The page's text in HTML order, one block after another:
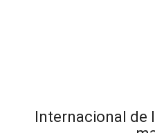
Internacional de